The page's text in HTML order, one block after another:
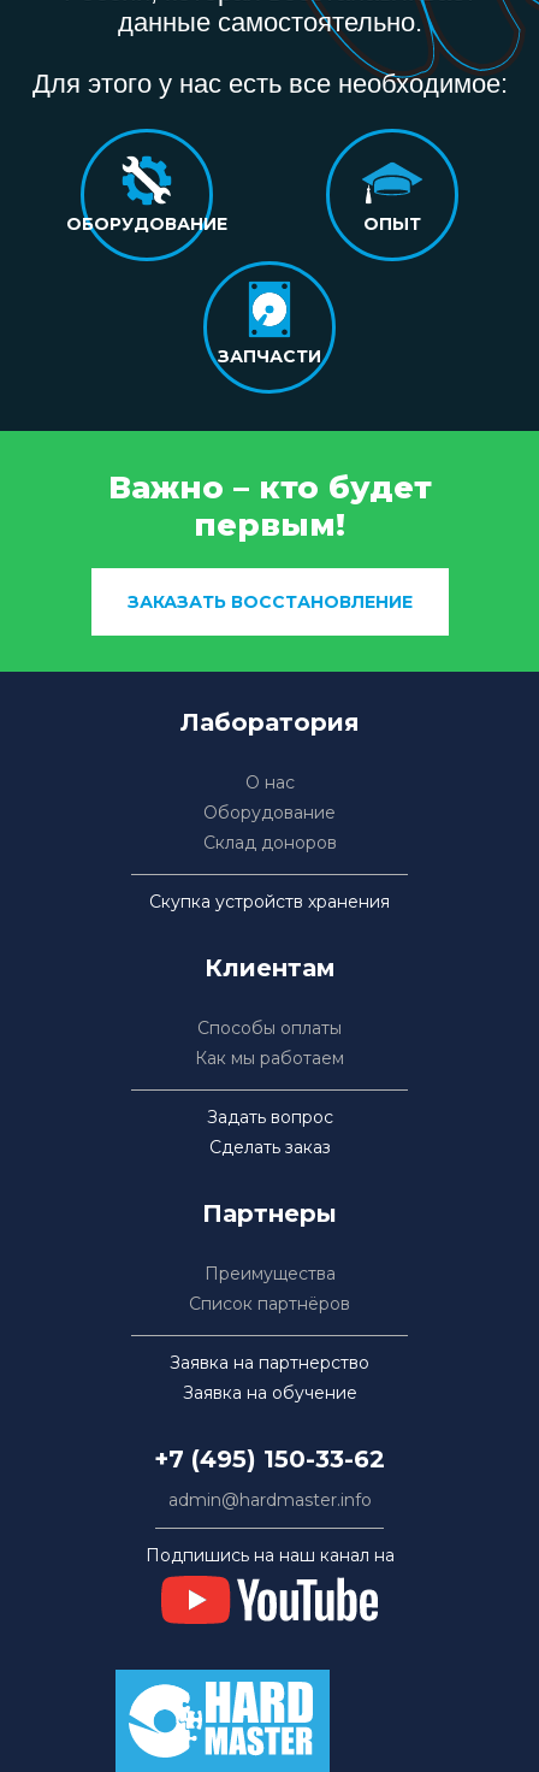
данные самостоятельно.
Для этого у нас есть все необходимое:
ОБОРУДОВАНИЕ ОПЫТ
ЗАПЧАСТИ
Важно – кто будет
первым!
ЗАКАЗАТЬ ВОССТАНОВЛЕНИЕ
Лаборатория
О нас
Оборудование
Склад доноров
Скупка устройств хранения
Клиентам
Способы оплаты
Как мы работаем
Задать вопрос
Сделать заказ
Партнеры
Преимущества
Список партнёров
Заявка на партнерство
Заявка на обучение
+7 (495) 150-33-62
admin@hardmaster.info
Подпишись на наш канал на